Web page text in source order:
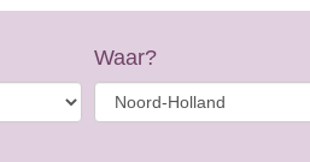
Waar?